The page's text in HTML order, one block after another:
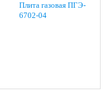
Плита газовая ПГЭ-
6702-04